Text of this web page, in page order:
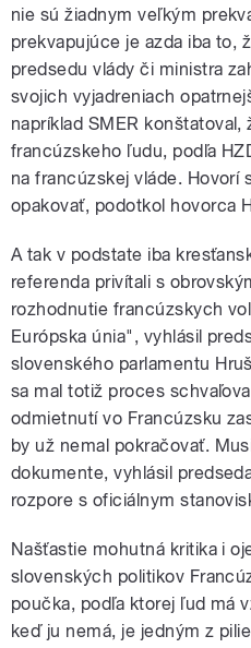
nie sú žiadnym veľkým
prekvapujúce je azda iba to,
predsedu vlády či ministra
svojich vyjadreniach
napríklad SMER
francúzskeho ľudu, podľa
na francúzskej vláde. Hovorí
opakovať, podotkol hovorca
A tak v podstate iba
referenda privítali s
rozhodnutie francúzskych
Európska únia", vyhlásil
slovenského parlamentu
sa mal totiž proces
odmietnutí vo Francúzsku
by už nemal pokračovať.
dokumente, vyhlásil
rozpore s oficiálnym
Našťastie mohutná kritika i
slovenských politikov
poučka, podľa ktorej ľud má
keď ju nemá, je jedným z